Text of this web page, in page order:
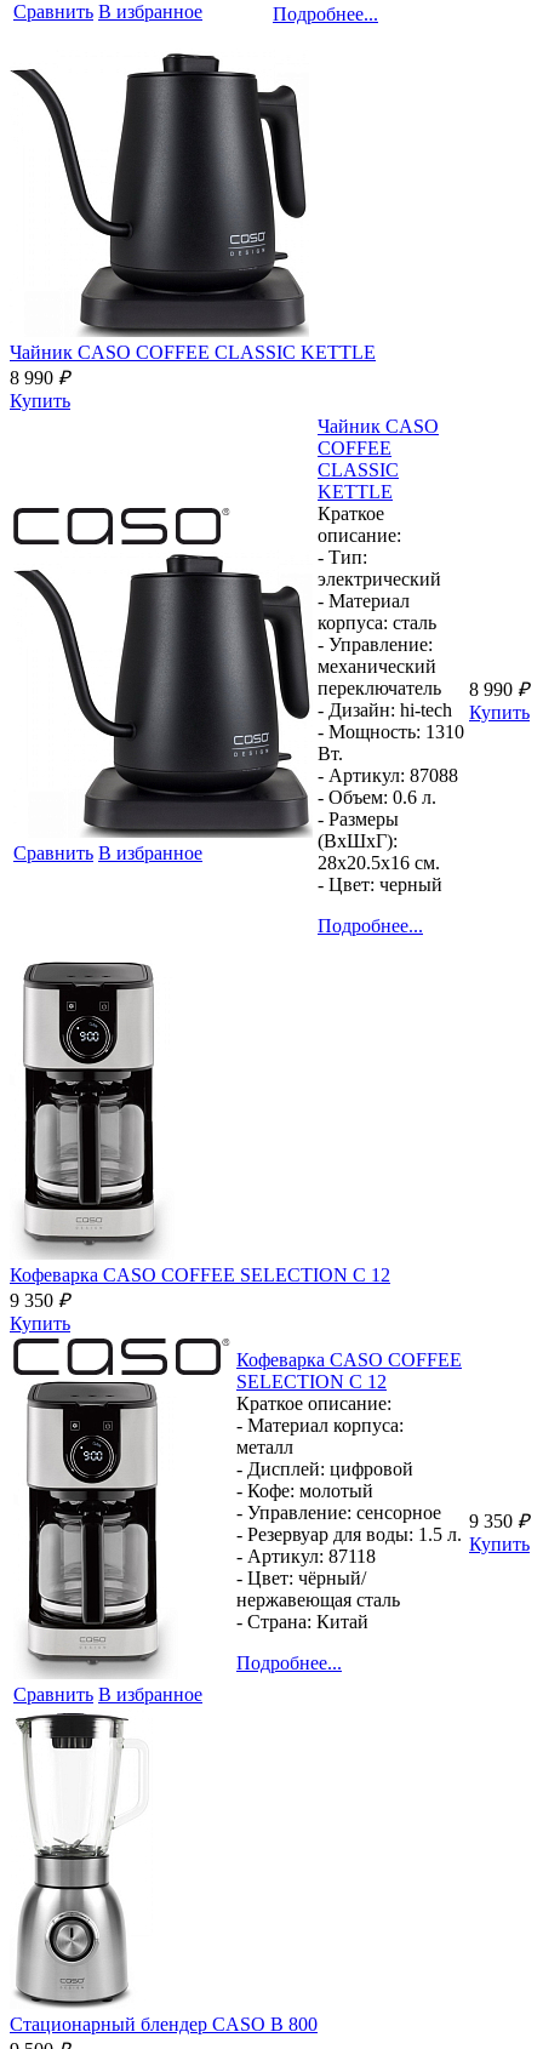
Сравнить В избранное
Подробнее...
Чайник CASO COFFEE CLASSIC KETTLE
8 990 ₽
Купить
Сравнить В избранное
Чайник CASO
COFFEE
CLASSIC
KETTLE
Краткое
описание:
- Тип:
электрический
- Материал
корпуса: сталь
- Управление:
механический
переключатель
- Дизайн: hi-tech
- Мощность: 1310
Вт.
- Артикул: 87088
- Объем: 0.6 л.
- Размеры
(ВхШхГ):
28x20.5x16 см.
- Цвет: черный
Подробнее...
8 990 ₽
Купить
Кофеварка CASO COFFEE SELECTION C 12
9 350 ₽
Купить
Сравнить В избранное
Кофеварка CASO COFFEE
SELECTION C 12
Краткое описание:
- Материал корпуса:
металл
- Дисплей: цифровой
- Кофе: молотый
- Управление: сенсорное
- Резервуар для воды: 1.5 л.
- Артикул: 87118
- Цвет: чёрный/
нержавеющая сталь
- Страна: Китай
Подробнее...
9 350 ₽
Купить
Стационарный блендер CASO B 800